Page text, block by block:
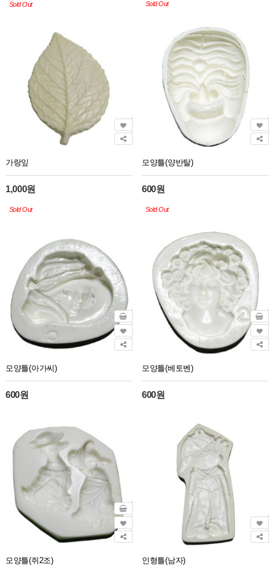
Sold Out Sold Out
가랑잎
1,000원
Sold Out
모양틀(양반탈)
600원
Sold Out
모양틀(아가씨)
600원
모양틀(베토벤)
600원
모양틀(쥐2조) 인형틀(남자)